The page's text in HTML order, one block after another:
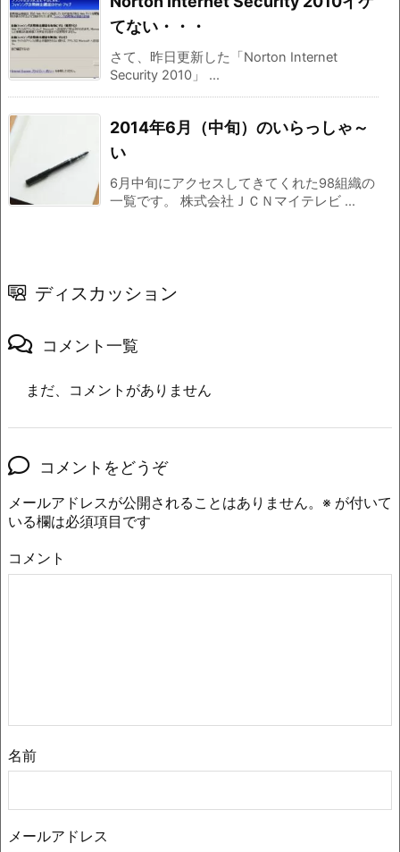
てない・・・
さて、昨日更新した「Norton Internet
Security 2010」 ...
2014年6月（中旬）のいらっしゃ～
い
6月中旬にアクセスしてきてくれた98組織の
一覧です。 株式会社ＪＣＮマイテレビ ...
ディスカッション
コメント一覧
まだ、コメントがありません
コメントをどうぞ
メールアドレスが公開されることはありません。 ※ が付いて
いる欄は必須項目です
コメント
名前
メールアドレス